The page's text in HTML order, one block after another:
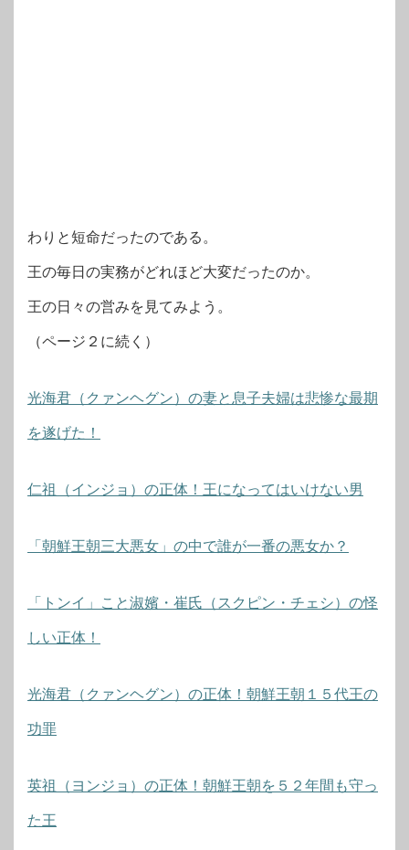
わりと短命だったのである。
王の毎日の実務がどれほど大変だったのか。
王の日々の営みを見てみよう。
（ページ２に続く）
光海君（クァンヘグン）の妻と息子夫婦は悲惨な最期
を遂げた！
仁祖（インジョ）の正体！王になってはいけない男
「朝鮮王朝三大悪女」の中で誰が一番の悪女か？
「トンイ」こと淑嬪・崔氏（スクピン・チェシ）の怪
しい正体！
光海君（クァンヘグン）の正体！朝鮮王朝１５代王の
功罪
英祖（ヨンジョ）の正体！朝鮮王朝を５２年間も守っ
た王